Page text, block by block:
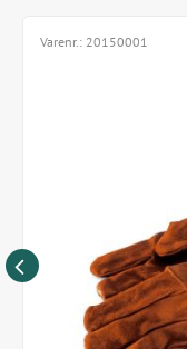
Varenr.: 20150001